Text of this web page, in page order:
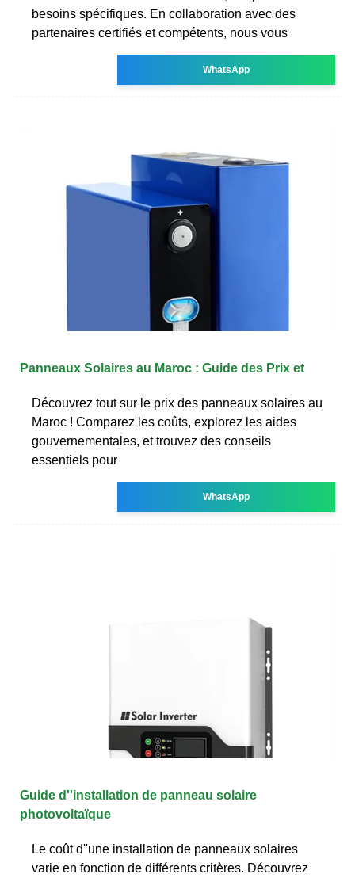
besoins spécifiques. En collaboration avec des
partenaires certifiés et compétents, nous vous
WhatsApp
Panneaux Solaires au Maroc : Guide des Prix et
Découvrez tout sur le prix des panneaux solaires au
Maroc ! Comparez les coûts, explorez les aides
gouvernementales, et trouvez des conseils
essentiels pour
WhatsApp
Guide d''installation de panneau solaire
photovoltaïque
Le coût d''une installation de panneaux solaires
varie en fonction de différents critères. Découvrez